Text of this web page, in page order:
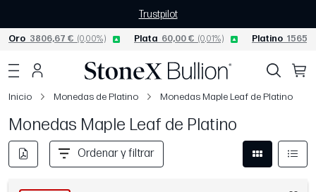
Trustpilot
Oro 3806,67 € (0,00%) Plata 60,00 € (0,01%) Platino
Inicio Monedas de Platino Monedas Maple Leaf de Platino
Monedas Maple Leaf de Platino
Ordenar y filtrar